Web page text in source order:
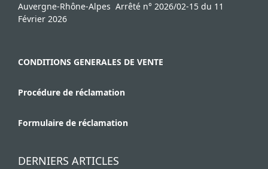
Auvergne-Rhône-Alpes Arrêté n° 2026/02-15 du 11
Février 2026
CONDITIONS GENERALES DE VENTE
Procédure de réclamation
Formulaire de réclamation
DERNIERS ARTICLES